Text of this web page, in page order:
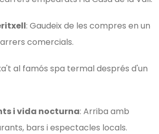
: Gaudeix de les compres en un
comercials.
al famós spa termal després d'un
i vida nocturna: Arriba amb
bars i espectacles locals.